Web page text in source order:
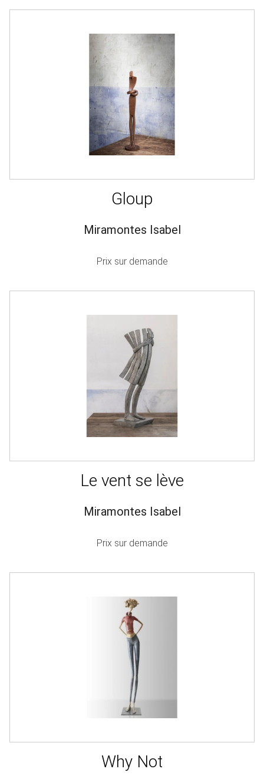
Gloup
Miramontes Isabel
Prix sur demande
Le vent se lève
Miramontes Isabel
Prix sur demande
Why Not